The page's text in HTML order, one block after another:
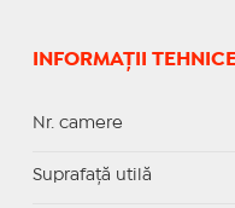
INFORMAȚII
Nr. camere
Suprafaţă utilă